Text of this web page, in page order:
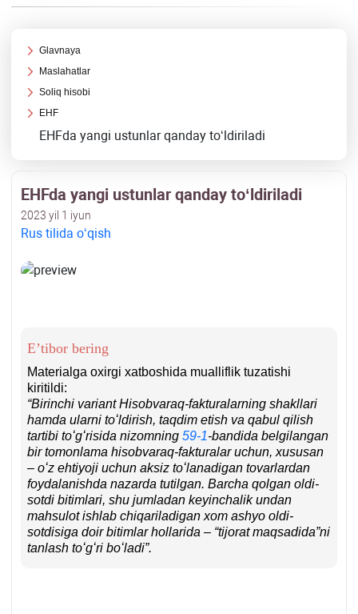
Glavnaya
Maslahatlar
Soliq hisobi
EHF
EHFda yangi ustunlar qanday toʻldiriladi
EHFda yangi ustunlar qanday toʻldiriladi
2023 yil 1 iyun
Rus tilida oʻqish
E’tibor bering
Materialga oхirgi хatboshida mualliflik tuzatishi
kiritildi:
“Birinchi variant Hisobvaraq-fakturalarning shakllari
hamda ularni toʻldirish, taqdim etish va qabul qilish
tartibi toʻgʻrisida nizomning 59-1-bandida belgilangan
bir tomonlama hisobvaraq-fakturalar uchun, хususan
– oʻz ehtiyoji uchun aksiz toʻlanadigan tovarlardan
foydalanishda nazarda tutilgan. Barcha qolgan oldi-
sotdi bitimlari, shu jumladan keyinchalik undan
mahsulot ishlab chiqariladigan хom ashyo oldi-
sotdisiga doir bitimlar hollarida – “tijorat maqsadida”ni
tanlash toʻgʻri boʻladi”.